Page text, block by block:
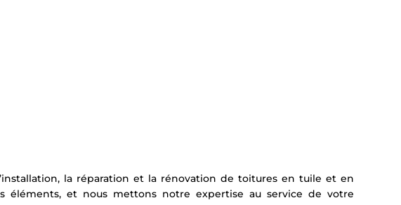
la réparation et la rénovation de toitures en tuile et en
éléments, et nous mettons notre expertise au service de votre